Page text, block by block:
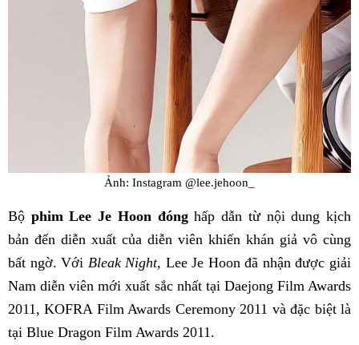
Ảnh: Instagram @lee.jehoon_
Bộ phim Lee Je Hoon đónghấp dẫn từ nội dung kịch
bản đến diễn xuất của diễn viên khiến khán giả vô cùng
bất ngờ. Với Bleak Night, Lee Je Hoon đã nhận được giải
Nam diễn viên mới xuất sắc nhất tại Daejong Film Awards
2011, KOFRA Film Awards Ceremony 2011 và đặc biệt là
tại Blue Dragon Film Awards 2011.